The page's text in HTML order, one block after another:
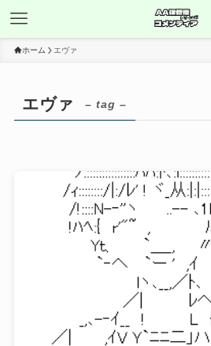
ホーム エヴァ
エヴァ – tag –